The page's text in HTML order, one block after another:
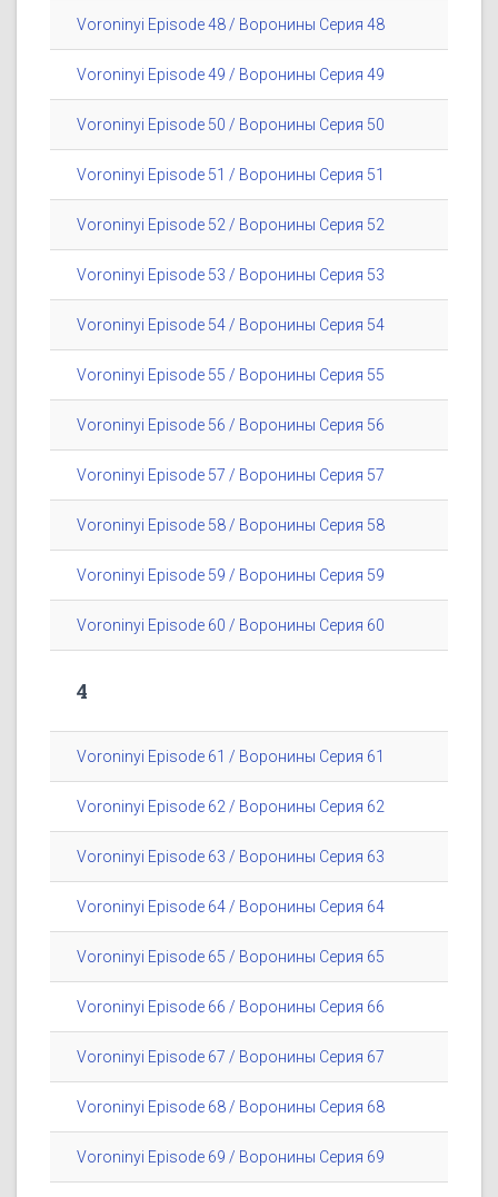
Voroninyi Episode 48 / Воронины Серия 48
Voroninyi Episode 49 / Воронины Серия 49
Voroninyi Episode 50 / Воронины Серия 50
Voroninyi Episode 51 / Воронины Серия 51
Voroninyi Episode 52 / Воронины Серия 52
Voroninyi Episode 53 / Воронины Серия 53
Voroninyi Episode 54 / Воронины Серия 54
Voroninyi Episode 55 / Воронины Серия 55
Voroninyi Episode 56 / Воронины Серия 56
Voroninyi Episode 57 / Воронины Серия 57
Voroninyi Episode 58 / Воронины Серия 58
Voroninyi Episode 59 / Воронины Серия 59
Voroninyi Episode 60 / Воронины Серия 60
4
Voroninyi Episode 61 / Воронины Серия 61
Voroninyi Episode 62 / Воронины Серия 62
Voroninyi Episode 63 / Воронины Серия 63
Voroninyi Episode 64 / Воронины Серия 64
Voroninyi Episode 65 / Воронины Серия 65
Voroninyi Episode 66 / Воронины Серия 66
Voroninyi Episode 67 / Воронины Серия 67
Voroninyi Episode 68 / Воронины Серия 68
Voroninyi Episode 69 / Воронины Серия 69